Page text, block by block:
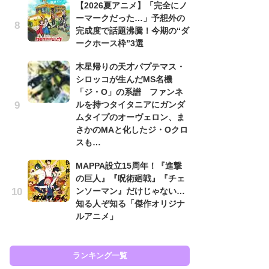
【2026夏アニメ】「完全にノ
ーマークだった…」予想外の
完成度で話題沸騰！今期の“ダ
ークホース枠”3選
木星帰りの天才パプテマス・
シロッコが生んだMS名機
「ジ・O」の系譜 ファンネ
ルを持つタイタニアにガンダ
ムタイプのオーヴェロン、ま
さかのMAと化したジ・Oクロ
スも…
MAPPA設立15周年！『進撃
の巨人』『呪術廻戦』『チェ
ンソーマン』だけじゃない…
知る人ぞ知る「傑作オリジナ
ルアニメ」
ランキング一覧